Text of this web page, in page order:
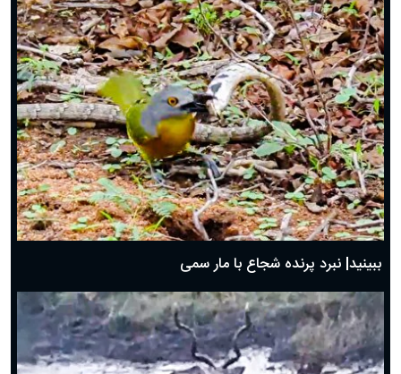
ببینید| نبرد پرنده شجاع با مار سمی